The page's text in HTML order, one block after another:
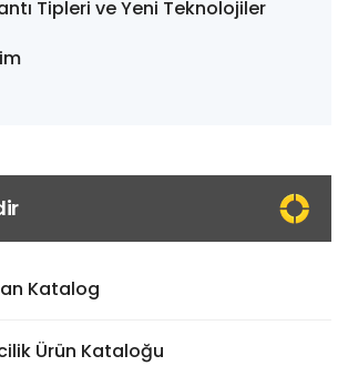
Tipleri ve Yeni Teknolojiler
Katalog
Ürün Kataloğu